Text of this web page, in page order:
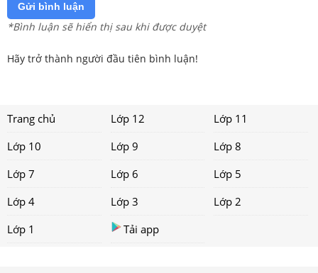
Gửi bình luận
*Bình luận sẽ hiển thị sau khi được duyệt
Hãy trở thành người đầu tiên bình luận!
Trang chủ Lớp 12
Lớp 11
Lớp 10
Lớp 9
Lớp 8
Lớp 7
Lớp 6
Lớp 5
Lớp 4
Lớp 3
Lớp 2
Lớp 1
Tải app